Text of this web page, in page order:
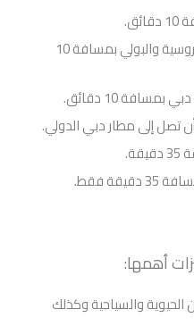
كما أنه يبعد عن نادي دبي للفروسية والبولي بمسافة 10
10 دقائق.
فقط.
أهمها:
والسياحية وكذلك